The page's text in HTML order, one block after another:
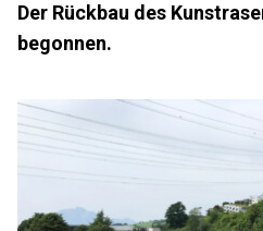
Der Rückbau des
begonnen.